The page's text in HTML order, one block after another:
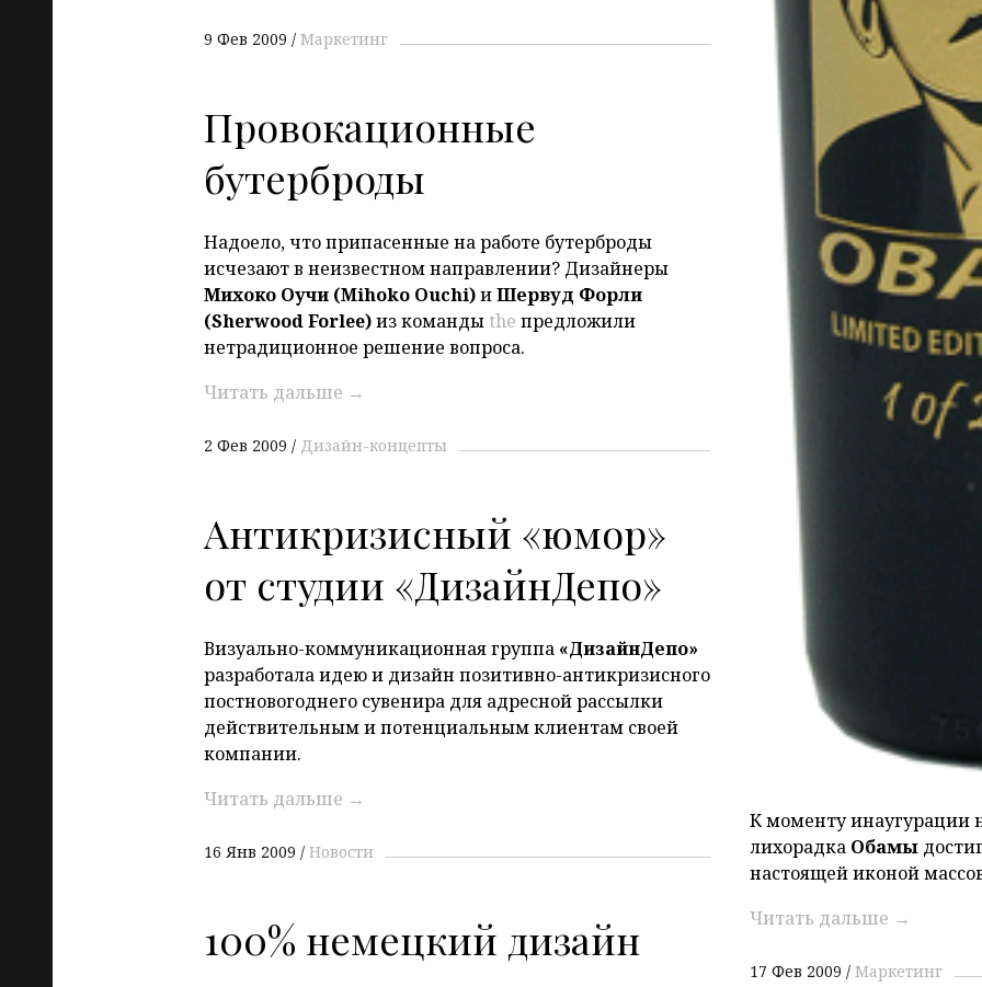
К моменту инаугурации
лихорадка Обамы
настоящей иконой
Читать дальше →
17 Фев 2009 Маркетинг
9 Фев 2009 Маркетинг
Провокационные
бутерброды
Надоело, что припасенные на работе бутерброды
исчезают в неизвестном направлении? Дизайнеры
Михоко Оучи (Mihoko Ouchi)иШервуд Форли
(Sherwood Forlee)из команды the предложили
нетрадиционное решение вопроса.
Читать дальше →
2 Фев 2009 Дизайн-концепты
Антикризисный «юмор»
от студии «ДизайнДепо»
Визуально-коммуникационная группа «ДизайнДепо»
разработала идею и дизайн позитивно-антикризисного
постновогоднего сувенира для адресной рассылки
действительным и потенциальным клиентам своей
компании.
Читать дальше →
16 Янв 2009 Новости
100% немецкий дизайн